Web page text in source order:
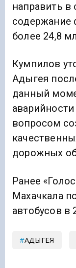
направить в
содержание
более 24,8
Кумпилов
Адыгея
данный
вопросом
дорожных
Ранее
Махачкала
автобусов в
АДЫГЕЯ